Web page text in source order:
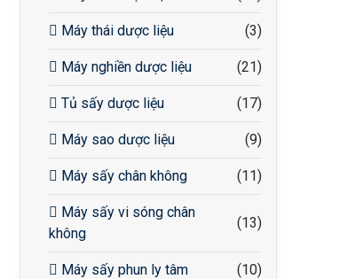
Máy thái dược liệu (3)
Máy nghiền dược liệu (21)
Tủ sấy dược liệu (17)
Máy sao dược liệu (9)
Máy sấy chân không (11)
Máy sấy vi sóng chân
không
(13)
Máy sấy phun ly tâm (10)